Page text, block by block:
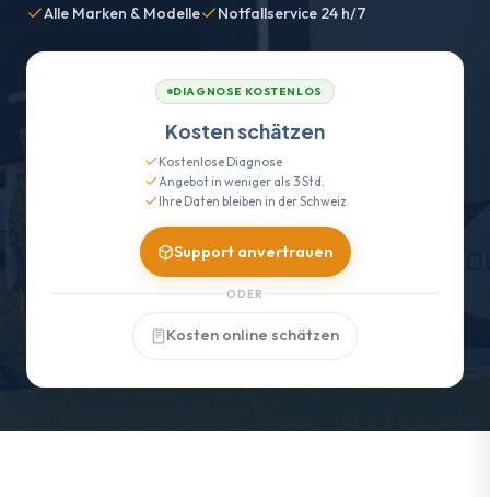
Alle Marken & Modelle
Notfallservice 24 h/7
DIAGNOSE KOSTENLOS
Kosten schätzen
Kostenlose Diagnose
Angebot in weniger als 3 Std.
Ihre Daten bleiben in der Schweiz
Support anvertrauen
ODER
Kosten online schätzen